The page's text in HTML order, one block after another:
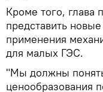
Кроме того, глава
представить
применения
для малых ГЭС.
"Мы должны
ценообразования